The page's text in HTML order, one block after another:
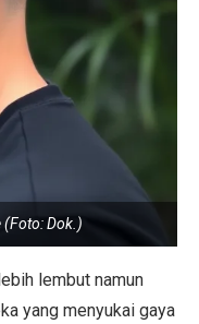
(Foto: Dok.)
lembut namun
yang menyukai gaya